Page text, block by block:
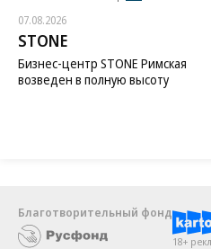
07.08.2026
STONE
Бизнес-центр STONE Римская
возведен в полную высоту
Благотворительный фонд
18+